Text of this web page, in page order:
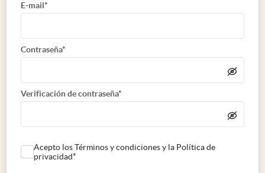
E-mail*
Contraseña*
Verificación de contraseña*
Acepto los Términos y condiciones y la Política de
privacidad*